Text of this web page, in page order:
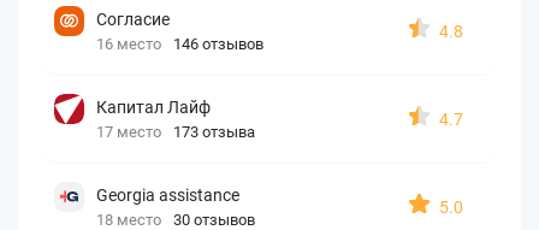
Согласие
16 место 146 отзывов
4.8
Капитал Лайф
17 место 173 отзыва
4.7
Georgia assistance
18 место 30 отзывов
5.0